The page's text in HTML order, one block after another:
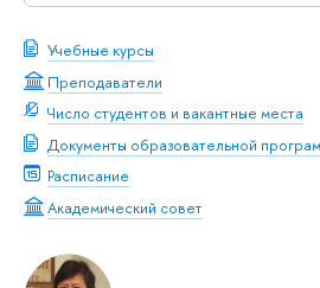
Учебные курсы
Преподаватели
Число студентов и вакантные места
Документы образовательной
Расписание
Академический совет